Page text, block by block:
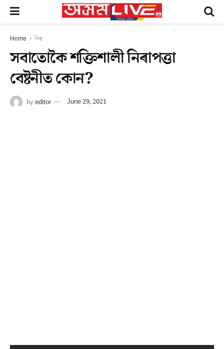
Home বিশ্ব
সবাতোকৈ শক্তিশালী নিৰাপত্তা
বেষ্টনীত কোন?
byeditor June 29, 2021